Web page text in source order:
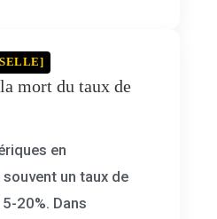
mort du taux de
en
un taux de
20%. Dans